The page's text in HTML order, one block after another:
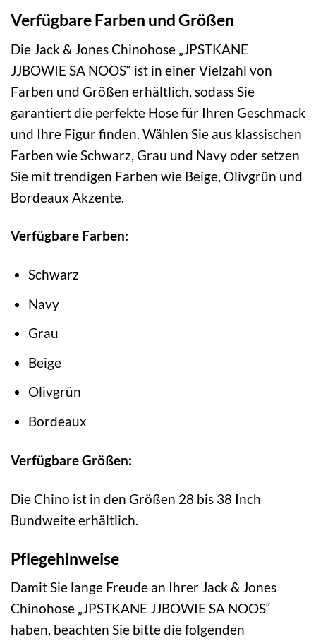
Verfügbare Farben und Größen
Die Jack & Jones Chinohose „JPSTKANE
JJBOWIE SA NOOS“ ist in einer Vielzahl von
Farben und Größen erhältlich, sodass Sie
garantiert die perfekte Hose für Ihren Geschmack
und Ihre Figur finden. Wählen Sie aus klassischen
Farben wie Schwarz, Grau und Navy oder setzen
Sie mit trendigen Farben wie Beige, Olivgrün und
Bordeaux Akzente.
Verfügbare Farben:
Schwarz
Navy
Grau
Beige
Olivgrün
Bordeaux
Verfügbare Größen:
Die Chino ist in den Größen 28 bis 38 Inch
Bundweite erhältlich.
Pflegehinweise
Damit Sie lange Freude an Ihrer Jack & Jones
Chinohose „JPSTKANE JJBOWIE SA NOOS“
haben, beachten Sie bitte die folgenden